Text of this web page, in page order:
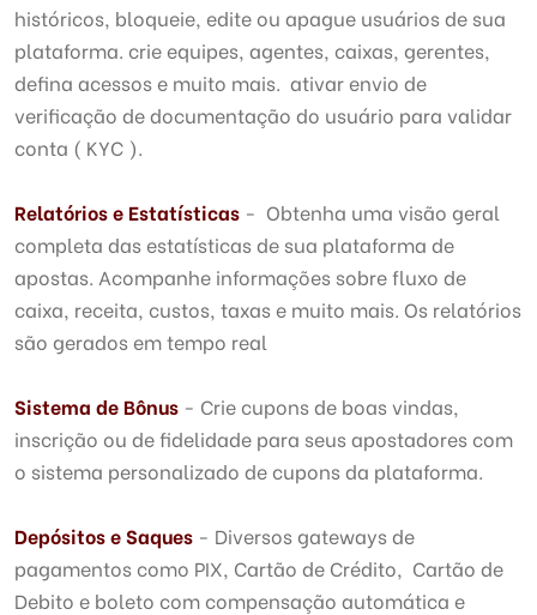
históricos, bloqueie, edite ou apague usuários de sua
plataforma. crie equipes, agentes, caixas, gerentes,
defina acessos e muito mais. ativar envio de
verificação de documentação do usuário para validar
conta ( KYC ).
Relatórios e Estatísticas - Obtenha uma visão geral
completa das estatísticas de sua plataforma de
apostas. Acompanhe informações sobre fluxo de
caixa, receita, custos, taxas e muito mais. Os relatórios
são gerados em tempo real
Sistema de Bônus - Crie cupons de boas vindas,
inscrição ou de fidelidade para seus apostadores com
o sistema personalizado de cupons da plataforma.
Depósitos e Saques - Diversos gateways de
pagamentos como PIX, Cartão de Crédito, Cartão de
Debito e boleto com compensação automática e